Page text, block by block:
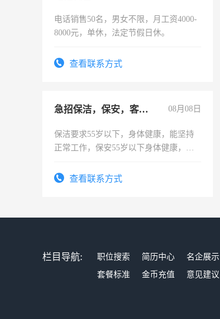
电话销售50名，男女不限，月工资4000-
8000元，单休，法定节假日休。
查看联系方式
急招保洁，保安，客服，工程 08月08日
保洁要求55岁以下，身体健康，能坚持
正常工作，保安55岁以下身体健康，有
录，客服要求45岁以下高中以上文化，
查看联系方式
栏目导航: 职位搜索 简历中心 名企展示
套餐标准
金币充值 意见建议